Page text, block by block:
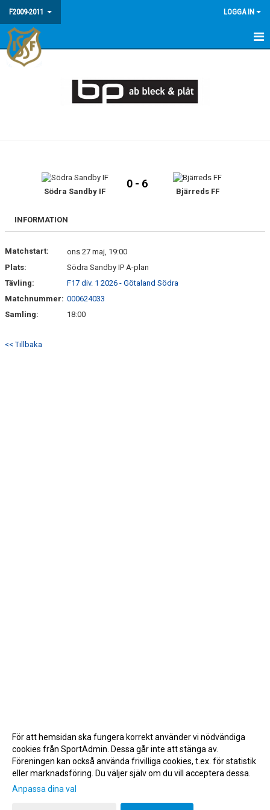
F2009-2011 LOGGA IN
HEM
BILDGALLERISödra Sandby IF
0 - 6
Bjärreds FF
INFORMATION
Matchstart:
ons 27 maj, 19:00
Plats:
Södra Sandby IP A-plan
Tävling:
F17 div. 1 2026 - Götaland Södra
Matchnummer: 000624033
Samling:
18:00
<< Tillbaka
Gå till Webbversion
För att hemsidan ska fungera korrekt använder vi nödvändiga
cookies från SportAdmin. Dessa går inte att stänga av.
Föreningen kan också använda frivilliga cookies, t.ex. för statistik
eller marknadsföring. Du väljer själv om du vill acceptera dessa.
Anpassa dina val